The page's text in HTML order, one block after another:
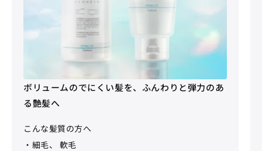
ボリュームのでにくい髪を、ふんわりと弾力のあ
る艶髪へ
こんな髪質の方へ
・細毛、 軟毛